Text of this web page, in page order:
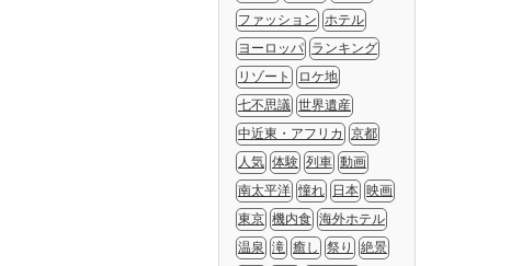
ファッション ホテル
ヨーロッパ ランキング
リゾート
ロケ地
七不思議 世界遺産
中近東・アフリカ
京都
人気 体験 列車 動画
南太平洋 憧れ 日本 映画
東京 機内食 海外ホテル
温泉 滝 癒し 祭り
絶景